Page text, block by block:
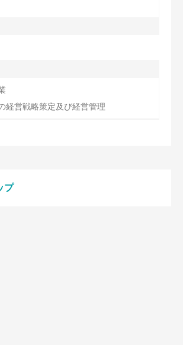
経営戦略策定及び経営管理
プ